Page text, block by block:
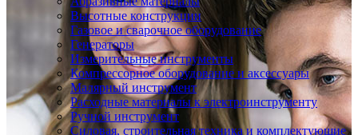
Высотные конструкции
Газовое и сварочное оборудование
Генераторы
Измерительные инструменты
Компрессорное оборудование и аксессуары
Малярный инструмент
Расходные материалы к электроинструменту
Ручной инструмент
Силовая, строительная техника и комплектующие